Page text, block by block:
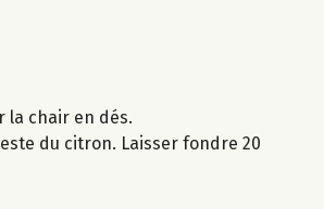
la chair en dés.
du citron. Laisser fondre 20